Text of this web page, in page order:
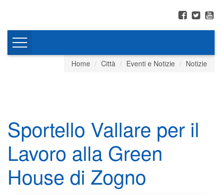
Toggle
Home
Città Eventi e Notizie Notizie
Sportello Vallare per il
Lavoro alla Green
House di Zogno